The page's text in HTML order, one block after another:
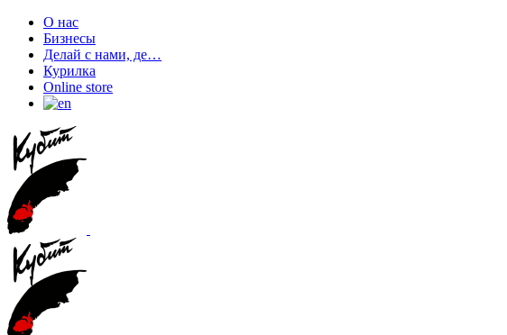
О нас
Бизнесы
Делай с нами, де…
Курилка
Online store